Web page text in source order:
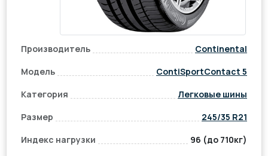
Производитель
Continental
Модель
ContiSportContact 5
Категория
Легковые шины
Размер
245/35 R21
Индекс нагрузки
96 (до 710кг)